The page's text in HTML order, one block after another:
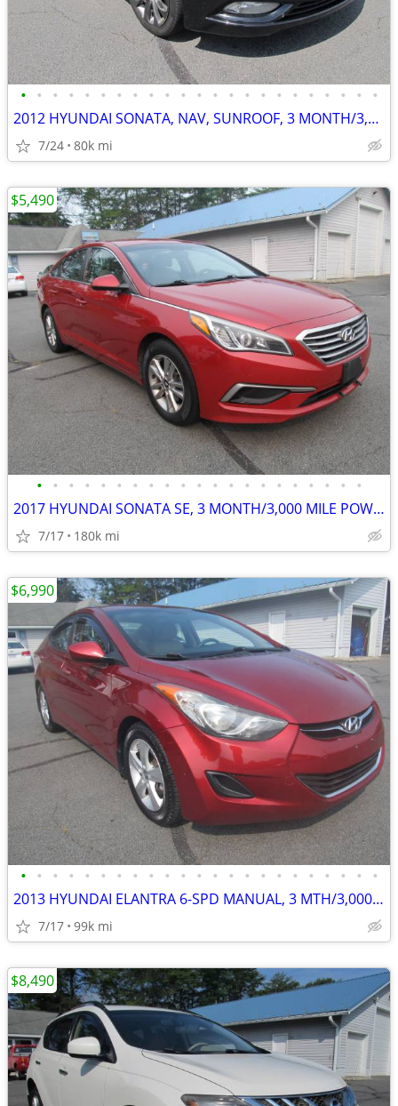
• • • • • • • • • • • • • • • • • • • • • • •
2012 HYUNDAI SONATA, NAV, SUNROOF, 3 MONTH/3,000 MILE POWERTRAIN WTY
7/24 80k mi
• • • • • • • • • • • • • • • • • • • • •
2017 HYUNDAI SONATA SE, 3 MONTH/3,000 MILE POWERTRAIN WTY
7/17 180k mi
$5,490
• • • • • • • • • • • • • • • • • • • • • • •
2013 HYUNDAI ELANTRA 6-SPD MANUAL, 3 MTH/3,000 ML POWERTRIAN WARRANTY
7/17 99k mi
$6,990
$8,490